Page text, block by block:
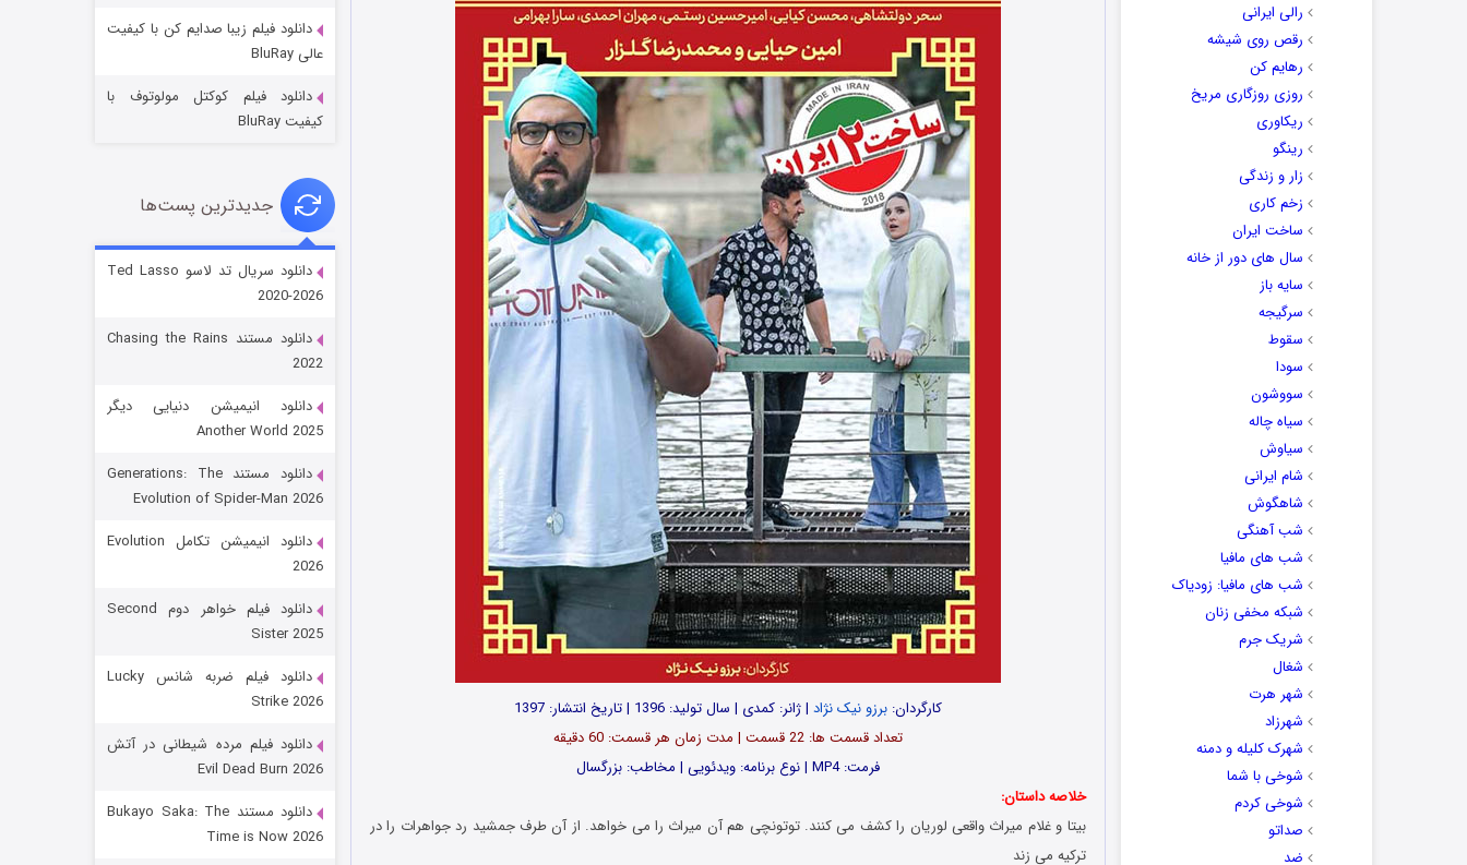
رالی ایرانی
رقص روی شیشه
رهایم کن
روزی روزگاری مریخ
ریکاوری
رینگو
زار و زندگی
زخم کاری
ساخت ایران
سال های دور از خانه
سایه باز
سرگیجه
سقوط
سودا
سووشون
سیاه چاله
سیاوش
شام ایرانی
شاهگوش
شب آهنگی
شب های مافیا
شب های مافیا: زودیاک
شبکه مخفی زنان
شریک جرم
شغال
شهر هرت
شهرزاد
شهرک کلیله و دمنه
شوخی با شما
شوخی کردم
صداتو
ضد
کارگردان:برزو نیک نژاد | ژانر: کمدی | سال تولید: 1396 | تاریخ انتشار: 1397
تعداد قسمت ها: 22 قسمت | مدت زمان هر قسمت: 60 دقیقه
فرمت: MP4 | نوع برنامه: ویدئویی | مخاطب: بزرگسال
خلاصه داستان:
بیتا و غلام میراث واقعی لوریان را کشف می کنند. توتونچی هم آن میراث را می خواهد. از آن طرف جمشید رد جواهرات را در
ترکیه می زند
جادوگری در مغولستان
قسمت
رویایی برای تو
قسمت
دانلود فیلم زیبا صدایم کن با کیفیت
عالی BluRay
دانلود فیلم کوکتل مولوتوف با
کیفیت BluRay
جدیدترین پست‌ها
دانلود سریال تد لاسو Ted Lasso
2020-2026
دانلود مستند Chasing the Rains
2022
دانلود انیمیشن دنیایی دیگر
Another World 2025
دانلود مستند Generations: The
Evolution of Spider-Man 2026
دانلود انیمیشن تکامل Evolution
2026
دانلود فیلم خواهر دوم Second
Sister 2025
دانلود فیلم ضربه شانس Lucky
Strike 2026
دانلود فیلم مرده شیطانی در آتش
Evil Dead Burn 2026
دانلود مستند Bukayo Saka: The
Time is Now 2026